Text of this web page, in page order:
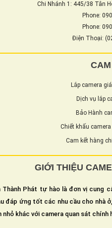
Chi Nhánh 1: 445/38 Tân
Phone:
Phone:
Điện Thoại:
Lắp camera
Dịch vụ lắp
Bảo Hành
Chiết khấu
Cam kết hàng
GIỚI THIỆU
Thành Phát tự hào là đơn vị cung
đáp ứng tốt các nhu cầu cho nhà
nhỏ khác với camera quan sát